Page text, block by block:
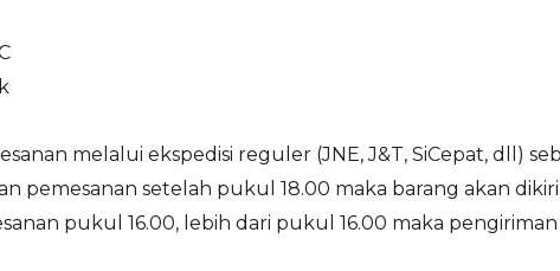
melalui ekspedisi reguler (JNE, J&T, SiCepat, dll)
pemesanan setelah pukul 18.00 maka barang akan
pukul 16.00, lebih dari pukul 16.00 maka